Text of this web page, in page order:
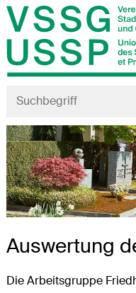
Navigieren in
Schnellnavigation
Suchbegriff
Auswertung
Die Arbeitsgruppe